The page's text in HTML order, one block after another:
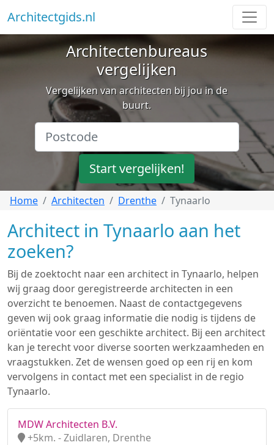
Architectgids.nl
Architectenbureaus
vergelijken
Vergelijken van architecten bij jou in de
buurt.
Start vergelijken!
Home Architecten Drenthe Tynaarlo
Architect in Tynaarlo aan het
zoeken?
Bij de zoektocht naar een architect in Tynaarlo, helpen
wij graag door geregistreerde architecten in een
overzicht te benoemen. Naast de contactgegevens
geven wij ook graag informatie die nodig is tijdens de
oriëntatie voor een geschikte architect. Bij een architect
kan je terecht voor diverse soorten werkzaamheden en
vraagstukken. Zet de wensen goed op een rij en kom
vervolgens in contact met een specialist in de regio
Tynaarlo.
MDW Architecten B.V.
+5km. - Zuidlaren, Drenthe